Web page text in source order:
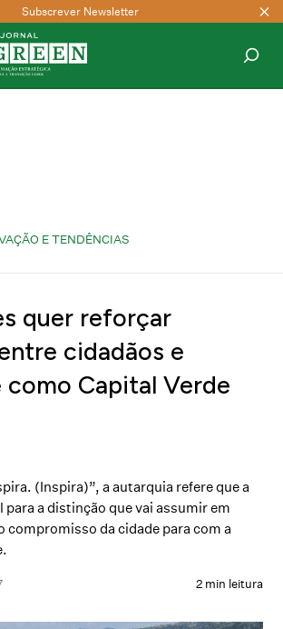
Subscrever Newsletter
E TENDÊNCIAS
quer reforçar
cidadãos e
como Capital Verde
(Inspira)”, a autarquia refere que a
para a distinção que vai assumir em
compromisso da cidade para com a
2 min leitura